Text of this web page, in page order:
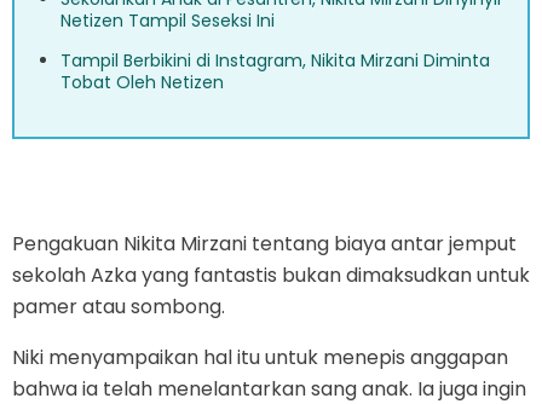
Netizen Tampil Seseksi Ini
Tampil Berbikini di Instagram, Nikita Mirzani Diminta
Tobat Oleh Netizen
Pengakuan Nikita Mirzani tentang biaya antar jemput
sekolah Azka yang fantastis bukan dimaksudkan untuk
pamer atau sombong.
Niki menyampaikan hal itu untuk menepis anggapan
bahwa ia telah menelantarkan sang anak. Ia juga ingin